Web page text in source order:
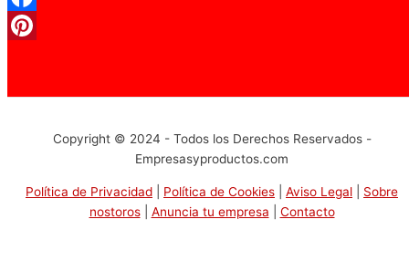
Copyright © 2024 - Todos los Derechos Reservados -
Empresasyproductos.com
Política de Privacidad Política de Cookies Aviso Legal
Sobre
nostoros| Anuncia tu empresa Contacto